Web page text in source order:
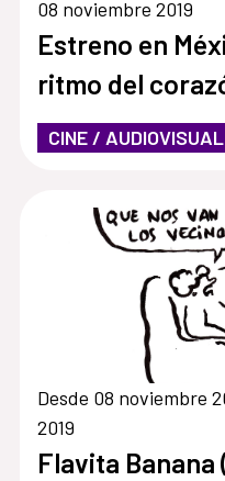
08 noviembre 2019
Estreno en
ritmo del
CINE / AUDIOVISUAL
Desde 08 noviembre
2019
Flavita Banana